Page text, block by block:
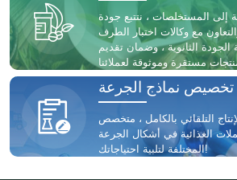
إلى المستخلصات ، نتتبع جودة
مع وكالات اختبار الطرف
الثانوية ، وضمان تقديم
تخصيص نماذج الجرعة
التلقائي بالكامل ، متخصص
الغذائية في أشكال الجرعة
المختلفة لتلبية احتياجاتك!